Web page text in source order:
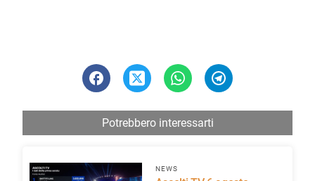
Potrebbero interessarti
NEWS